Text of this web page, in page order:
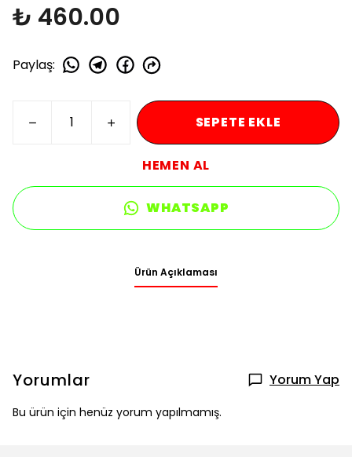
₺ 460.00
Paylaş:
SEPETE EKLE
HEMEN AL
WHATSAPP
Ürün Açıklaması
Yorumlar Yorum Yap
Bu ürün için henüz yorum yapılmamış.